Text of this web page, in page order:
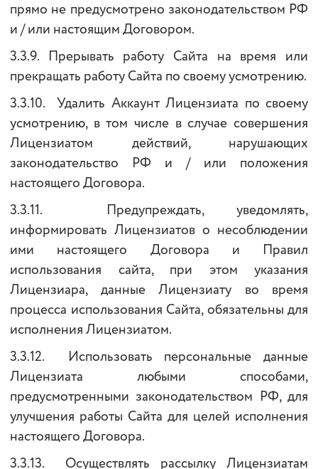
прямо не предусмотрено законодательством РФ
и / или настоящим Договором.
3.3.9. Прерывать работу Сайта на время или
прекращать работу Сайта по своему усмотрению.
3.3.10. Удалить Аккаунт Лицензиата по своему
усмотрению, в том числе в случае совершения
Лицензиатом действий, нарушающих
законодательство РФ и / или положения
настоящего Договора.
3.3.11. Предупреждать, уведомлять,
информировать Лицензиатов о несоблюдении
ими настоящего Договора и Правил
использования сайта, при этом указания
Лицензиара, данные Лицензиату во время
процесса использования Сайта, обязательны для
исполнения Лицензиатом.
3.3.12. Использовать персональные данные
Лицензиата любыми способами,
предусмотренными законодательством РФ, для
улучшения работы Сайта для целей исполнения
настоящего Договора.
3.3.13. Осуществлять рассылку Лицензиатам